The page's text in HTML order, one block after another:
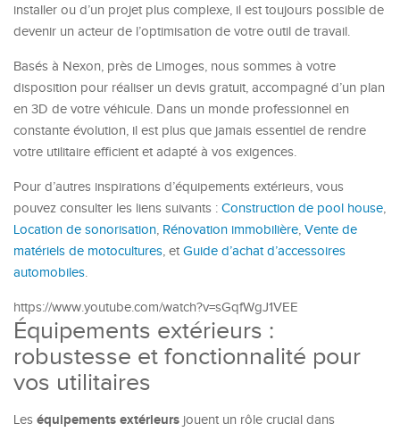
installer ou d’un projet plus complexe, il est toujours possible de
devenir un acteur de l’optimisation de votre outil de travail.
Basés à Nexon, près de Limoges, nous sommes à votre
disposition pour réaliser un devis gratuit, accompagné d’un plan
en 3D de votre véhicule. Dans un monde professionnel en
constante évolution, il est plus que jamais essentiel de rendre
votre utilitaire efficient et adapté à vos exigences.
Pour d’autres inspirations d’équipements extérieurs, vous
pouvez consulter les liens suivants : Construction de pool house,
Location de sonorisation, Rénovation immobilière, Vente de
matériels de motocultures, et Guide d’achat d’accessoires
automobiles.
https://www.youtube.com/watch?v=sGqfWgJ1VEE
Équipements extérieurs :
robustesse et fonctionnalité pour
vos utilitaires
Les équipements extérieurs jouent un rôle crucial dans